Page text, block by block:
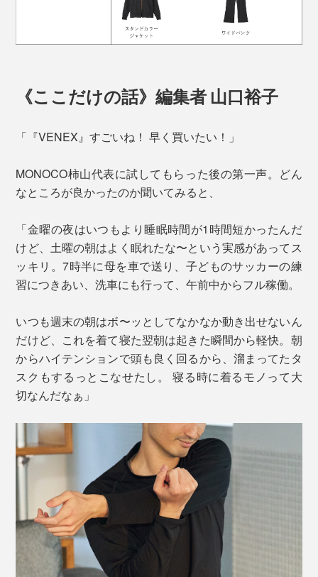
《ここだけの話》編集者 山口裕子
「『VENEX』すごいね！ 早く買いたい！」
MONOCO柿山代表に試してもらった後の第一声。どん
なところが良かったのか聞いてみると、
「金曜の夜はいつもより睡眠時間が1時間短かったんだ
けど、土曜の朝はよく眠れたな〜という実感があってス
ッキリ。7時半に母を車で送り、子どものサッカーの練
習につきあい、洗車にも行って、午前中からフル稼働。
いつも週末の朝はボ〜ッとしてなかなか動き出せないん
だけど、これを着て寝た翌朝は起きた瞬間から軽快。朝
からハイテンションで頭も良く回るから、溜まってたタ
スクもするっとこなせたし。 寝る時に着るモノって大
切なんだなぁ」